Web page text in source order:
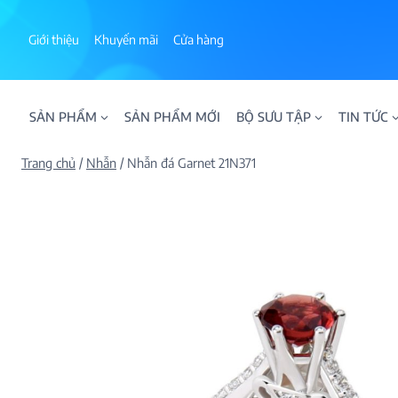
Giới thiệu Khuyến mãi Cửa hàng
SẢN PHẨM SẢN PHẨM MỚI BỘ SƯU TẬP
ALPHA AURA
BST BLOOM
BST NHẪN KIM
BST NHẪN NAM
BST SWEETIES
FAMILY
TIN TỨC
Trang chủ / Nhẫn / Nhẫn đá Garnet 21N371